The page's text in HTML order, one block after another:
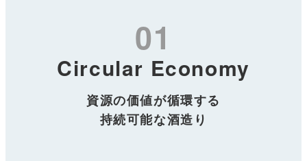
01
Circular Economy
資源の価値が循環する
持続可能な酒造り